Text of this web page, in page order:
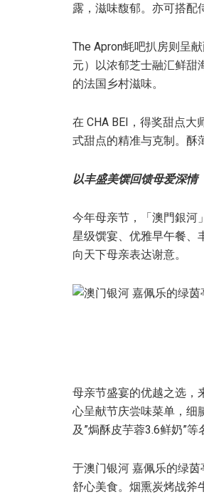
露，滋味馥郁。亦可搭配
The Apron蚝吧扒房则呈
元）以浓郁芝士融汇鲜甜
的法国乡村滋味。
在 CHA BEI，得奖甜点
式甜点的精准与克制。酥
以丰盛美馔回馈母爱深情
今年母亲节，「澳門銀河
星级馔宴、优雅早午餐、
向天下母亲表达谢意。
母亲节盛宴的优越之选，
心呈献节庆尝味菜单，细
及”焗酥皮芋蓉3.6鲜奶”
于澳门银河 嘉佩乐的绿
舒心美食。烟熏炭烤战斧